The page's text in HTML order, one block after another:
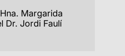
Margarida
Dr. Jordi Faulí